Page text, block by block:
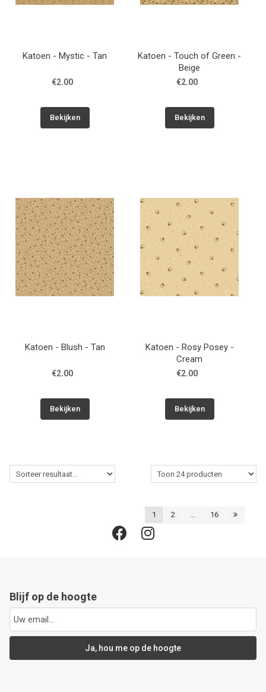
Katoen - Mystic - Tan
€2.00
Bekijken
Katoen - Touch of Green -
Beige
€2.00
Bekijken
Katoen - Blush - Tan
€2.00
Bekijken
Katoen - Rosy Posey -
Cream
€2.00
Bekijken
1 2 ... 16
Blijf op de hoogte
Ja, hou me op de hoogte